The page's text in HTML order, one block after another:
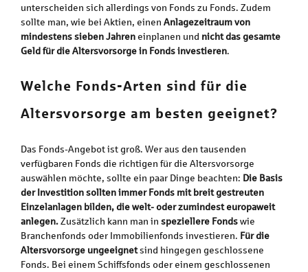
unterscheiden sich allerdings von Fonds zu Fonds. Zudem
sollte man, wie bei Aktien, einen Anlagezeitraum von
mindestens sieben Jahreneinplanen und nicht das gesamte
Geld für die Altersvorsorge in Fonds investieren.
Welche Fonds-Arten sind für die
Altersvorsorge am besten geeignet?
Das Fonds-Angebot ist groß. Wer aus den tausenden
verfügbaren Fonds die richtigen für die Altersvorsorge
auswählen möchte, sollte ein paar Dinge beachten: Die Basis
der Investition sollten immer Fonds mit breit gestreuten
Einzelanlagen bilden, die welt- oder zumindest europaweit
anlegen.Zusätzlich kann man in speziellere Fondswie
Branchenfonds oder Immobilienfonds investieren. Für die
Altersvorsorge ungeeignetsind hingegen geschlossene
Fonds. Bei einem Schiffsfonds oder einem geschlossenen